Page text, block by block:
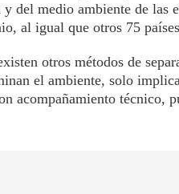
del medio ambiente de
al igual que otros 75
otros métodos de
el ambiente, solo
acompañamiento técnico,